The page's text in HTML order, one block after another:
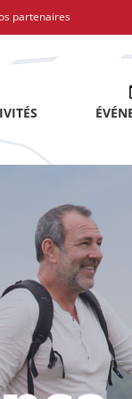
partenaires